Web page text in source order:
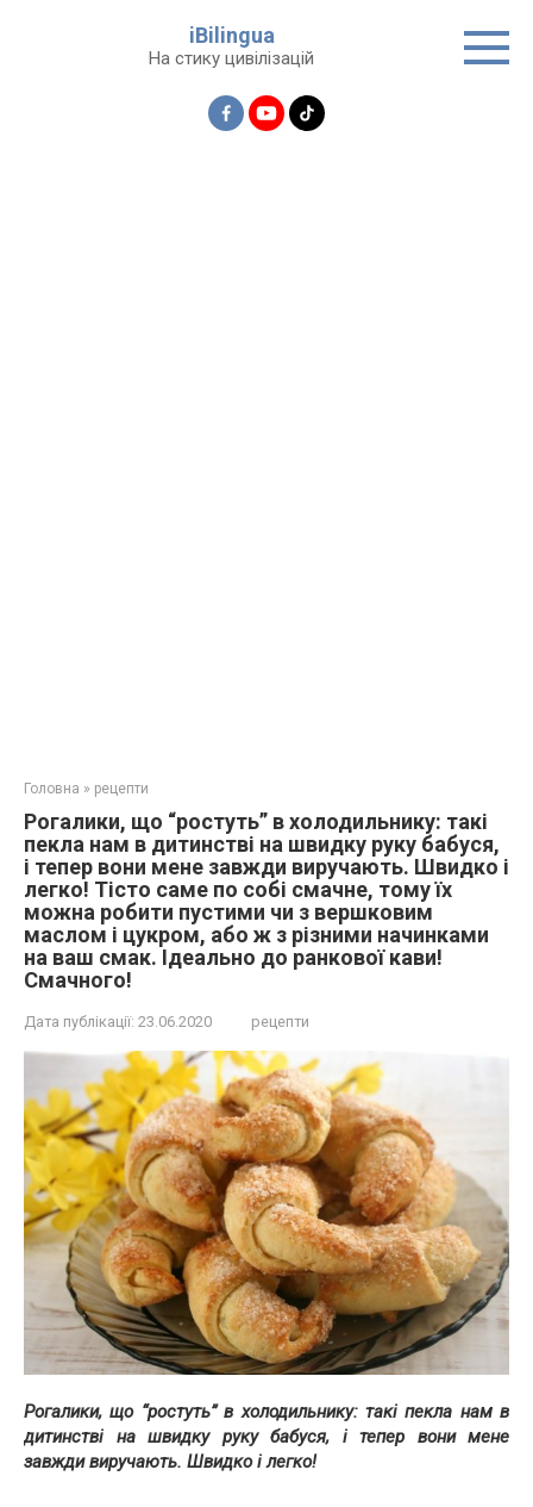
iBilingua
На стику цивілізацій
Головна » рецепти
Рогалики, що “ростуть” в холодильнику: такі
пекла нам в дитинстві на швидку руку бабуся,
і тепер вони мене завжди виручають. Швидко і
легко! Тісто саме по собі смачне, тому їх
можна робити пустими чи з вершковим
маслом і цукром, або ж з різними начинками
на ваш смак. Ідеально до ранкової кави!
Смачного!
Дата публікації: 23.06.2020 рецепти
Рогалики, що “ростуть” в холодильнику: такі пекла нам в
дитинстві на швидку руку бабуся, і тепер вони мене
завжди виручають. Швидко і легко!